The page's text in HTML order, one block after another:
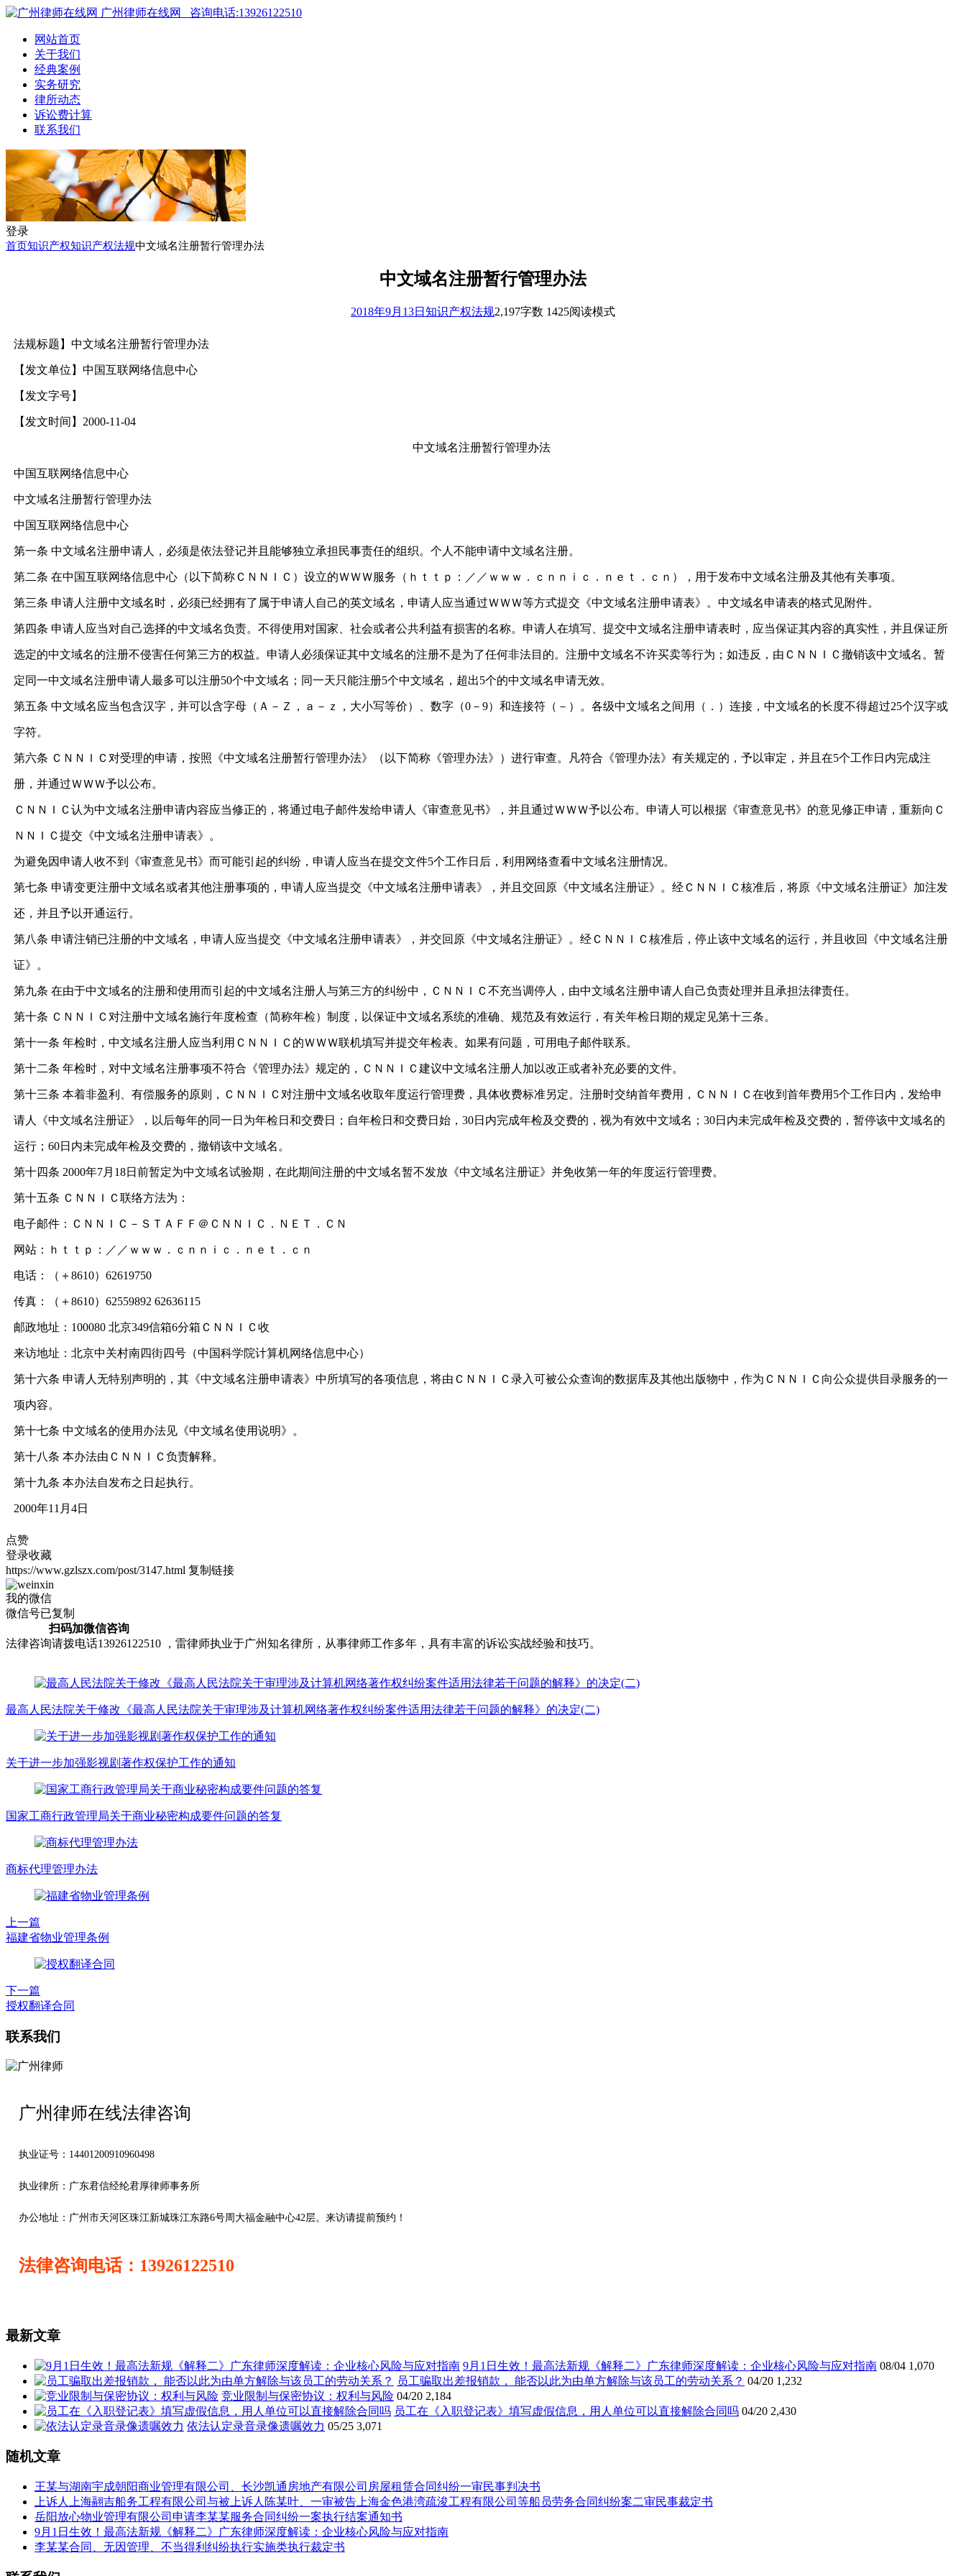
广州律师在线网 咨询电话:13926122510
网站首页
关于我们
经典案例
实务研究
律所动态
诉讼费计算
联系我们
登录
首页知识产权知识产权法规中文域名注册暂行管理办法
中文域名注册暂行管理办法
2018年9月13日 知识产权法规2,197字数 1425阅读模式
法规标题】中文域名注册暂行管理办法
【发文单位】中国互联网络信息中心
【发文字号】
【发文时间】2000-11-04
中文域名注册暂行管理办法
中国互联网络信息中心
中文域名注册暂行管理办法
中国互联网络信息中心
第一条 中文域名注册申请人，必须是依法登记并且能够独立承担民事责任的组织。个人不能申请中文域名注册。
第二条 在中国互联网络信息中心（以下简称ＣＮＮＩＣ）设立的ＷＷＷ服务（ｈｔｔｐ：／／ｗｗｗ．ｃｎｎｉｃ．ｎｅｔ．ｃｎ），用于发布中文域名注册及其他有关事项。
第三条 申请人注册中文域名时，必须已经拥有了属于申请人自己的英文域名，申请人应当通过ＷＷＷ等方式提交《中文域名注册申请表》。中文域名申请表的格式见附件。
第四条 申请人应当对自己选择的中文域名负责。不得使用对国家、社会或者公共利益有损害的名称。申请人在填写、提交中文域名注册申请表时，应当保证其内容的真实性，并且保证所
选定的中文域名的注册不侵害任何第三方的权益。申请人必须保证其中文域名的注册不是为了任何非法目的。注册中文域名不许买卖等行为；如违反，由ＣＮＮＩＣ撤销该中文域名。暂
定同一中文域名注册申请人最多可以注册50个中文域名；同一天只能注册5个中文域名，超出5个的中文域名申请无效。
第五条 中文域名应当包含汉字，并可以含字母（Ａ－Ｚ，ａ－ｚ，大小写等价）、数字（0－9）和连接符（－）。各级中文域名之间用（．）连接，中文域名的长度不得超过25个汉字或
字符。
第六条 ＣＮＮＩＣ对受理的申请，按照《中文域名注册暂行管理办法》（以下简称《管理办法》）进行审查。凡符合《管理办法》有关规定的，予以审定，并且在5个工作日内完成注
册，并通过ＷＷＷ予以公布。
ＣＮＮＩＣ认为中文域名注册申请内容应当修正的，将通过电子邮件发给申请人《审查意见书》，并且通过ＷＷＷ予以公布。申请人可以根据《审查意见书》的意见修正申请，重新向Ｃ
ＮＮＩＣ提交《中文域名注册申请表》。
为避免因申请人收不到《审查意见书》而可能引起的纠纷，申请人应当在提交文件5个工作日后，利用网络查看中文域名注册情况。
第七条 申请变更注册中文域名或者其他注册事项的，申请人应当提交《中文域名注册申请表》，并且交回原《中文域名注册证》。经ＣＮＮＩＣ核准后，将原《中文域名注册证》加注发
还，并且予以开通运行。
第八条 申请注销已注册的中文域名，申请人应当提交《中文域名注册申请表》，并交回原《中文域名注册证》。经ＣＮＮＩＣ核准后，停止该中文域名的运行，并且收回《中文域名注册
证》。
第九条 在由于中文域名的注册和使用而引起的中文域名注册人与第三方的纠纷中，ＣＮＮＩＣ不充当调停人，由中文域名注册申请人自己负责处理并且承担法律责任。
第十条 ＣＮＮＩＣ对注册中文域名施行年度检查（简称年检）制度，以保证中文域名系统的准确、规范及有效运行，有关年检日期的规定见第十三条。
第十一条 年检时，中文域名注册人应当利用ＣＮＮＩＣ的ＷＷＷ联机填写并提交年检表。如果有问题，可用电子邮件联系。
第十二条 年检时，对中文域名注册事项不符合《管理办法》规定的，ＣＮＮＩＣ建议中文域名注册人加以改正或者补充必要的文件。
第十三条 本着非盈利、有偿服务的原则，ＣＮＮＩＣ对注册中文域名收取年度运行管理费，具体收费标准另定。注册时交纳首年费用，ＣＮＮＩＣ在收到首年费用5个工作日内，发给申
请人《中文域名注册证》，以后每年的同一日为年检日和交费日；自年检日和交费日始，30日内完成年检及交费的，视为有效中文域名；30日内未完成年检及交费的，暂停该中文域名的
运行；60日内未完成年检及交费的，撤销该中文域名。
第十四条 2000年7月18日前暂定为中文域名试验期，在此期间注册的中文域名暂不发放《中文域名注册证》并免收第一年的年度运行管理费。
第十五条 ＣＮＮＩＣ联络方法为：
电子邮件：ＣＮＮＩＣ－ＳＴＡＦＦ＠ＣＮＮＩＣ．ＮＥＴ．ＣＮ
网站：ｈｔｔｐ：／／ｗｗｗ．ｃｎｎｉｃ．ｎｅｔ．ｃｎ
电话：（＋8610）62619750
传真：（＋8610）62559892 62636115
邮政地址：100080 北京349信箱6分箱ＣＮＮＩＣ收
来访地址：北京中关村南四街四号（中国科学院计算机网络信息中心）
第十六条 申请人无特别声明的，其《中文域名注册申请表》中所填写的各项信息，将由ＣＮＮＩＣ录入可被公众查询的数据库及其他出版物中，作为ＣＮＮＩＣ向公众提供目录服务的一
项内容。
第十七条 中文域名的使用办法见《中文域名使用说明》。
第十八条 本办法由ＣＮＮＩＣ负责解释。
第十九条 本办法自发布之日起执行。
2000年11月4日
点赞
登录收藏
https://www.gzlszx.com/post/3147.html 复制链接
我的微信
微信号已复制
扫码加微信咨询
法律咨询请拨电话13926122510 ，雷律师执业于广州知名律所，从事律师工作多年，具有丰富的诉讼实战经验和技巧。
最高人民法院关于修改《最高人民法院关于审理涉及计算机网络著作权纠纷案件适用法律若干问题的解释》的决定(二)
关于进一步加强影视剧著作权保护工作的通知
国家工商行政管理局关于商业秘密构成要件问题的答复
商标代理管理办法
上一篇
福建省物业管理条例
下一篇
授权翻译合同
联系我们
广州律师在线法律咨询
执业证号：14401200910960498
执业律所：广东君信经纶君厚律师事务所
办公地址： 广州市天河区珠江新城珠江东路6号周大福金融中心42层。来访请提前预约！
法律咨询电话：13926122510
最新文章
9月1日生效！最高法新规《解释二》广东律师深度解读：企业核心风险与应对指南 08/04 1,070
员工骗取出差报销款， 能否以此为由单方解除与该员工的劳动关系？ 04/20 1,232
竞业限制与保密协议：权利与风险 04/20 2,184
员工在《入职登记表》填写虚假信息，用人单位可以直接解除合同吗 04/20 2,430
依法认定录音录像遗嘱效力 05/25 3,071
随机文章
王某与湖南宇成朝阳商业管理有限公司、长沙凯通房地产有限公司房屋租赁合同纠纷一审民事判决书
上诉人上海翮吉船务工程有限公司与被上诉人陈某叶、一审被告上海金色港湾疏浚工程有限公司等船员劳务合同纠纷案二审民事裁定书
岳阳放心物业管理有限公司申请李某某服务合同纠纷一案执行结案通知书
9月1日生效！最高法新规《解释二》广东律师深度解读：企业核心风险与应对指南
李某某合同、无因管理、不当得利纠纷执行实施类执行裁定书